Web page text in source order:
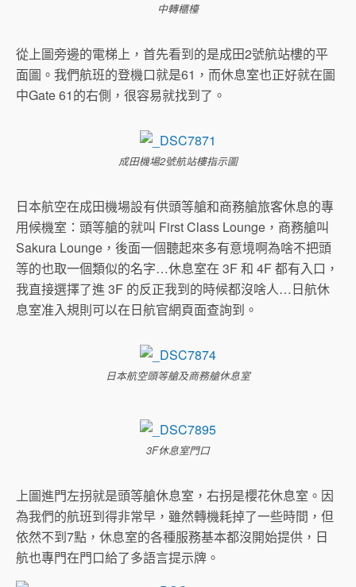
中轉櫃檯
從上圖旁邊的電梯上，首先看到的是成田2號航站樓的平
面圖。我們航班的登機口就是61，而休息室也正好就在圖
中Gate 61的右側，很容易就找到了。
成田機場2號航站樓指示圖
日本航空在成田機場設有供頭等艙和商務艙旅客休息的專
用候機室：頭等艙的就叫 First Class Lounge，商務艙叫
Sakura Lounge，後面一個聽起來多有意境啊為啥不把頭
等的也取一個類似的名字…休息室在 3F 和 4F 都有入口，
我直接選擇了進 3F 的反正我到的時候都沒啥人…日航休
息室准入規則可以在日航官網頁面查詢到。
日本航空頭等艙及商務艙休息室
3F休息室門口
上圖進門左拐就是頭等艙休息室，右拐是櫻花休息室。因
為我們的航班到得非常早，雖然轉機耗掉了一些時間，但
依然不到7點，休息室的各種服務基本都沒開始提供，日
航也專門在門口給了多語言提示牌。